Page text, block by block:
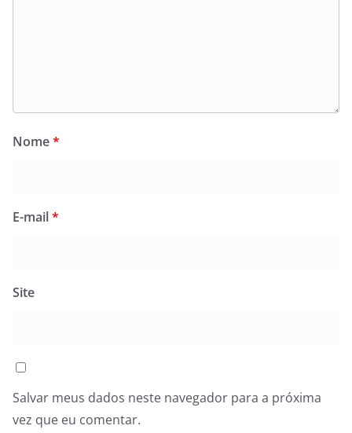
Nome*
E-mail*
Site
Salvar meus dados neste navegador para a próxima
vez que eu comentar.